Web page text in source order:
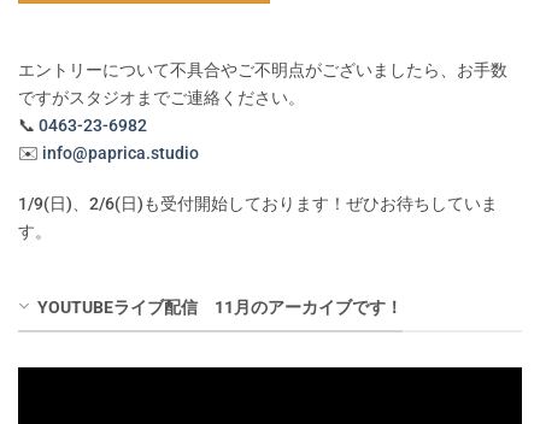
エントリーについて不具合やご不明点がございましたら、お手数
ですがスタジオまでご連絡ください。
📞 0463-23-6982
✉️ info@paprica.studio
1/9(日)、2/6(日)も受付開始しております！ぜひお待ちしていま
す。
YOUTUBEライブ配信 11月のアーカイブです！